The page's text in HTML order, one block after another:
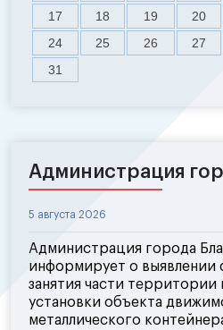
17
18 19 20
24
25 26 27
31
Администрация
5 августа 2026
Администрация города
информирует о выявлении
занятия части территории
установки объекта
металлического